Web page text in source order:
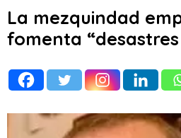
La mezquindad
fomenta